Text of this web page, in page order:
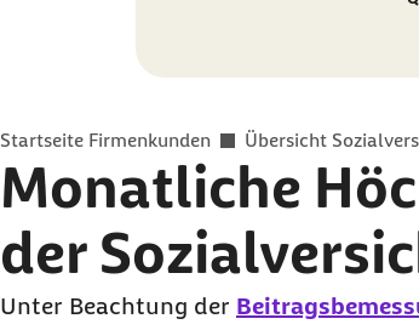
Sie befinden sich hier:
Startseite Firmenkunden Übersicht
Monatliche
der
Unter Beachtung der